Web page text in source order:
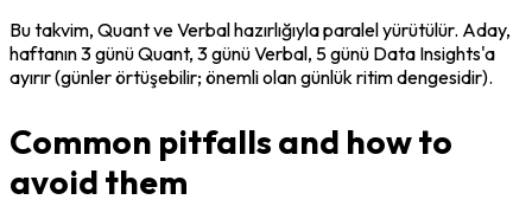
Bu takvim, Quant ve Verbal hazırlığıyla paralel yürütülür. Aday,
haftanın 3 günü Quant, 3 günü Verbal, 5 günü Data Insights'a
ayırır (günler örtüşebilir; önemli olan günlük ritim dengesidir).
Common pitfalls and how to
avoid them